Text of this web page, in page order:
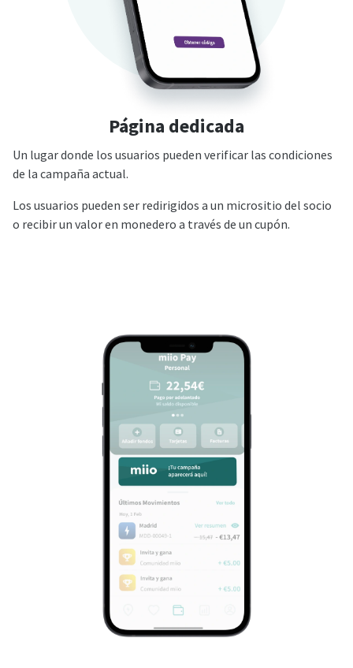
Página dedicada
Un lugar donde los usuarios pueden verificar las condiciones
de la campaña actual.
Los usuarios pueden ser redirigidos a un micrositio del socio
o recibir un valor en monedero a través de un cupón.